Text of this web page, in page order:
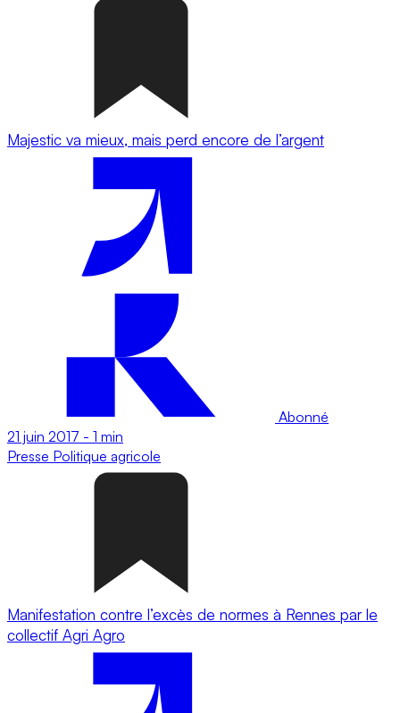
Majestic va mieux, mais perd encore de l’argent
Abonné
21 juin 2017 - 1 min
Presse Politique agricole
Manifestation contre l’excès de normes à Rennes par le
collectif Agri Agro